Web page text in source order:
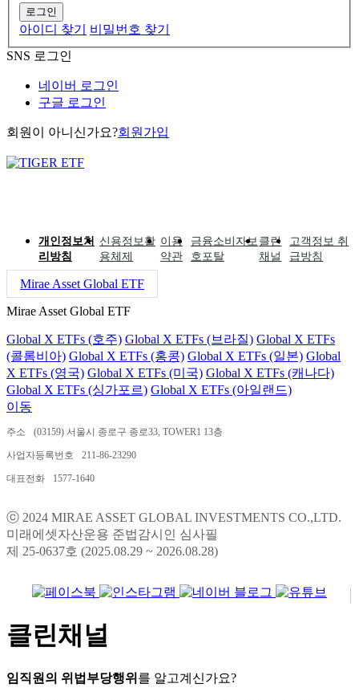
로그인
아이디 찾기
비밀번호 찾기
SNS 로그인
네이버 로그인
구글 로그인
회원이 아니신가요?회원가입
개인정보처
리방침
신용정보활
용체제
이용
약관
금융소비자보
호포탈
클린
채널
고객정보 취
급방침
Mirae Asset Global ETF
Mirae Asset Global ETF
Global X ETFs (호주) Global X ETFs (브라질) Global X ETFs
(콜롬비아) Global X ETFs (홍콩) Global X ETFs (일본) Global
X ETFs (영국) Global X ETFs (미국) Global X ETFs (캐나다)
Global X ETFs (싱가포르) Global X ETFs (아일랜드)
이동
주소 (03159) 서울시 종로구 종로33, TOWER1 13층
사업자등록번호 211-86-23290
대표전화 1577-1640
ⓒ 2024 MIRAE ASSET GLOBAL INVESTMENTS CO.,LTD.
미래에셋자산운용 준법감시인 심사필
제 25-0637호 (2025.08.29 ~ 2026.08.28)
클린채널
임직원의 위법부당행위 를 알고계신가요?